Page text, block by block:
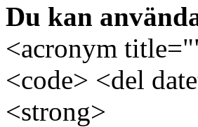
Du kan
<acronym
<code> <del
<strong>